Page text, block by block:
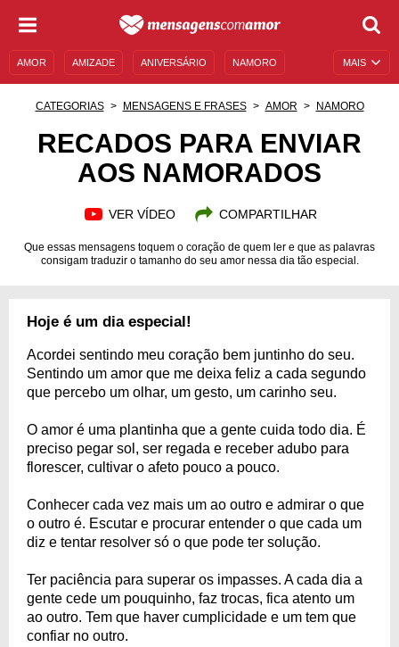
MAIS
AMOR AMIZADE ANIVERSÁRIO NAMORO
MENSAGENS E FRASES MENSAGENS DE ANIVERSÁRIO
CATEGORIAS MENSAGENS E FRASES AMOR NAMORO
RECADOS PARA ENVIAR
AOS NAMORADOS
VER VÍDEO COMPARTILHAR
Que essas mensagens toquem o coração de quem ler e que as palavras
consigam traduzir o tamanho do seu amor nessa dia tão especial.
Hoje é um dia especial!
Acordei sentindo meu coração bem juntinho do seu.
Sentindo um amor que me deixa feliz a cada segundo
que percebo um olhar, um gesto, um carinho seu.
O amor é uma plantinha que a gente cuida todo dia. É
preciso pegar sol, ser regada e receber adubo para
florescer, cultivar o afeto pouco a pouco.
Conhecer cada vez mais um ao outro e admirar o que
o outro é. Escutar e procurar entender o que cada um
diz e tentar resolver só o que pode ter solução.
Ter paciência para superar os impasses. A cada dia a
gente cede um pouquinho, faz trocas, fica atento um
ao outro. Tem que haver cumplicidade e um tem que
confiar no outro.